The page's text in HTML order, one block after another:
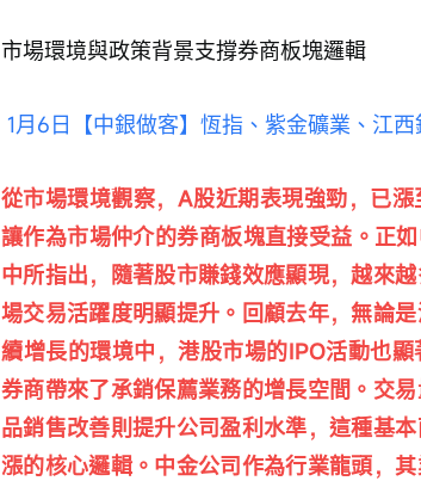
市場環境與政策背景支撐券商板塊邏輯
1月6日【中銀做客】恆指、紫金礦業、江
從市場環境觀察，A股近期表現強勁，已
讓作為市場仲介的券商板塊直接受益。正
中所指出，隨著股市賺錢效應顯現，越來
場交易活躍度明顯提升。回顧去年，無論
續增長的環境中，港股市場的IPO活動也
券商帶來了承銷保薦業務的增長空間。交
品銷售改善則提升公司盈利水準，這種基
漲的核心邏輯。中金公司作為行業龍頭，